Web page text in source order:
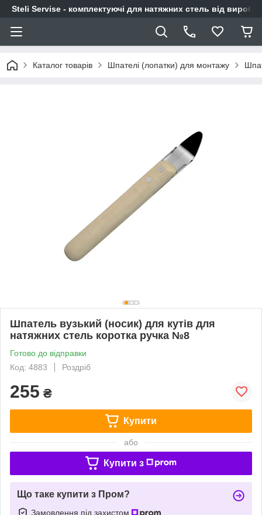
Steli Servise - комплектуючі для натяжних стель від
Каталог товарів Шпателі (лопатки) для монтажу
Шпатель вузький (носик) для кутів для
натяжних стель коротка ручка №8
Готово до відправки
Код: 4883
Роздріб
255 ₴
Купити
або
Купити з
Що таке купити з Пром?
Замовлення під захистом